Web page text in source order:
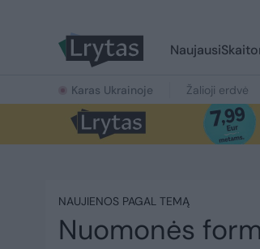
Naujausi
Karas Ukrainoje Žalioji erdvė
NAUJIENOS PAGAL TEMĄ
Nuomonės